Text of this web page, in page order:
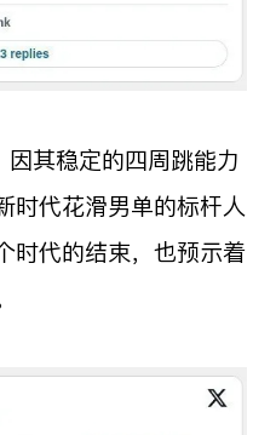
因其稳定的四周跳能力
时代花滑男单的标杆人
时代的结束，也预示着